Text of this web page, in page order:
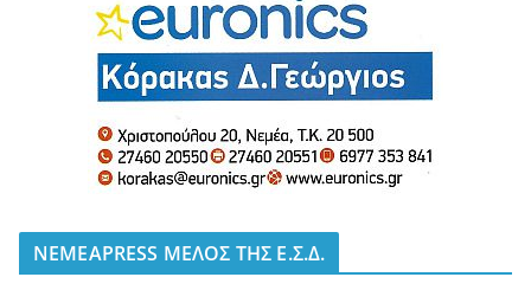
NEMEAPRESS ΜΕΛΟΣ ΤΗΣ Ε.Σ.Δ.